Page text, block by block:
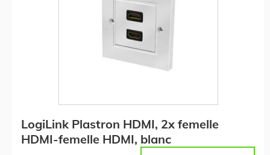
LogiLink Plastron HDMI, 2x femelle
HDMI-femelle HDMI, blanc